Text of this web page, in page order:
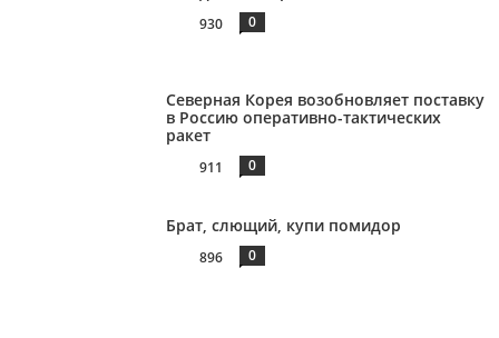
930 0
Северная Корея возобновляет поставку
в Россию оперативно-тактических
ракет
911 0
Брат, слющий, купи помидор
896 0